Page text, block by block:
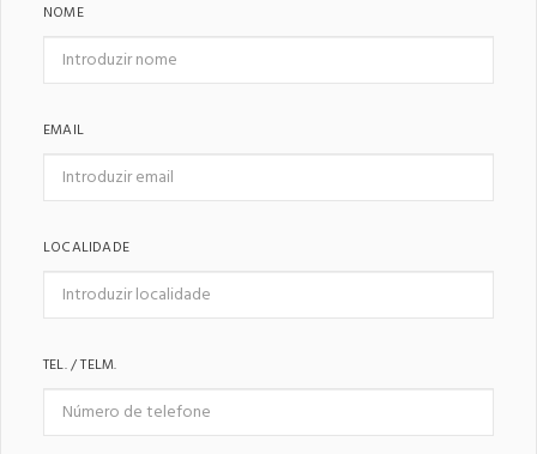
NOME
EMAIL
LOCALIDADE
TEL. / TELM.